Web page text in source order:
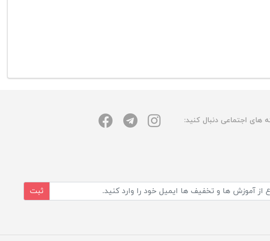
های اجتماعی دنبال کنید:
ثبت